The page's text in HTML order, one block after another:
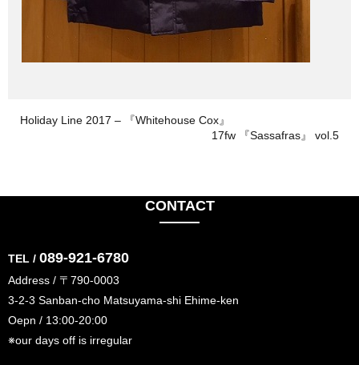
Holiday Line 2017 – 『Whitehouse Cox』
17fw 『Sassafras』 vol.5
CONTACT
TEL / 089-921-6780
Address / 〒790-0003
3-2-3 Sanban-cho Matsuyama-shi Ehime-ken
Oepn / 13:00-20:00
※our days off is irregular